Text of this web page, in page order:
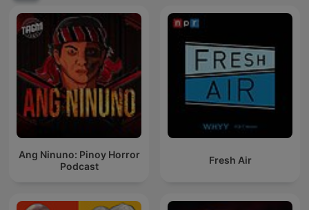
Ang Ninuno: Pinoy Horror
Podcast
Fresh Air